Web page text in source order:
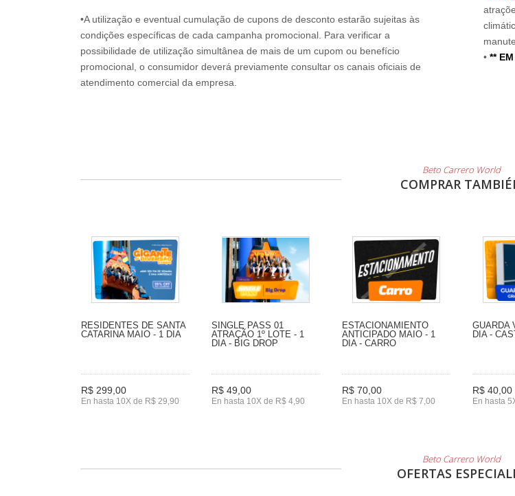
•A utilização e eventual cumulação de cupons de desconto estarão sujeitas às
condições específicas de cada campanha promocional. Para verificar a
possibilidade de utilização simultânea de mais de um cupom ou benefício
promocional, o consumidor deverá previamente consultar os canais oficiais de
atendimento comercial da empresa.
• **
Beto Carrero World
COMPRAR
RESIDENTES DE SANTA
CATARINA MAIO - 1 DIA
R$ 299,00
En hasta 10X de R$ 29,90
SINGLE PASS 01
ATRAÇÃO 1º LOTE - 1
DIA - BIG DROP
R$ 49,00
En hasta 10X de R$ 4,90
ESTACIONAMIENTO
ANTICIPADO MAIO - 1
DIA - CARRO
R$ 70,00
En hasta 10X de R$ 7,00
GUARDA
DIA -
R$ 40,00
En hasta
Beto Carrero World
OFERTAS